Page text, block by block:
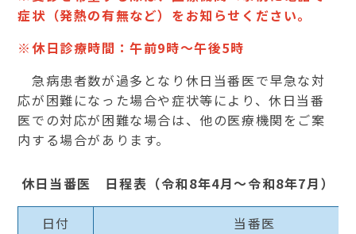
症状（発熱の有無など）をお知らせください。
※休日診療時間：午前9時～午後5時
急病患者数が過多となり休日当番医で早急な対
応が困難になった場合や症状等により、休日当番
医での対応が困難な場合は、他の医療機関をご案
内する場合があります。
休日当番医 日程表（令和8年4月～令和8年7月）
日付
当番医